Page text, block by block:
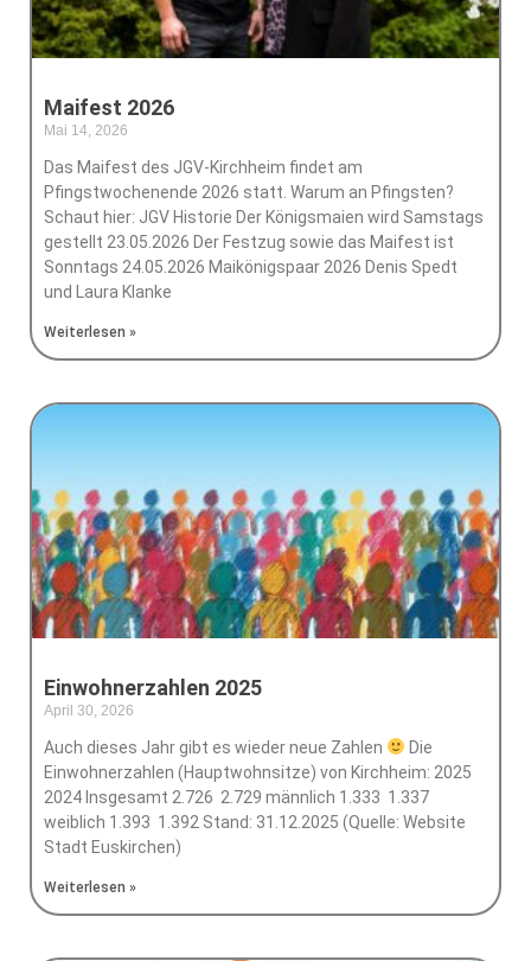
Maifest 2026
Mai 14, 2026
Das Maifest des JGV-Kirchheim findet am
Pfingstwochenende 2026 statt. Warum an Pfingsten?
Schaut hier: JGV Historie Der Königsmaien wird Samstags
gestellt 23.05.2026 Der Festzug sowie das Maifest ist
Sonntags 24.05.2026 Maikönigspaar 2026 Denis Spedt
und Laura Klanke
Weiterlesen »
Einwohnerzahlen 2025
April 30, 2026
Auch dieses Jahr gibt es wieder neue Zahlen
Die
Einwohnerzahlen (Hauptwohnsitze) von Kirchheim: 2025
2024 Insgesamt 2.726 2.729 männlich 1.333 1.337
weiblich 1.393 1.392 Stand: 31.12.2025 (Quelle: Website
Stadt Euskirchen)
Weiterlesen »